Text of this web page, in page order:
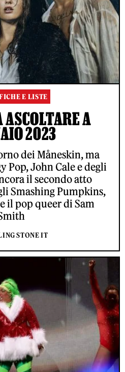
E LISTE
A
2023
dei Måneskin, ma
Pop, John Cale e degli
il secondo atto
Smashing Pumpkins,
il pop queer di Sam
STONE IT